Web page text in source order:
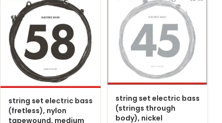
string set electric bass
(fretless), nylon
tapewound, medium
string set electric bass
(strings through
body), nickel